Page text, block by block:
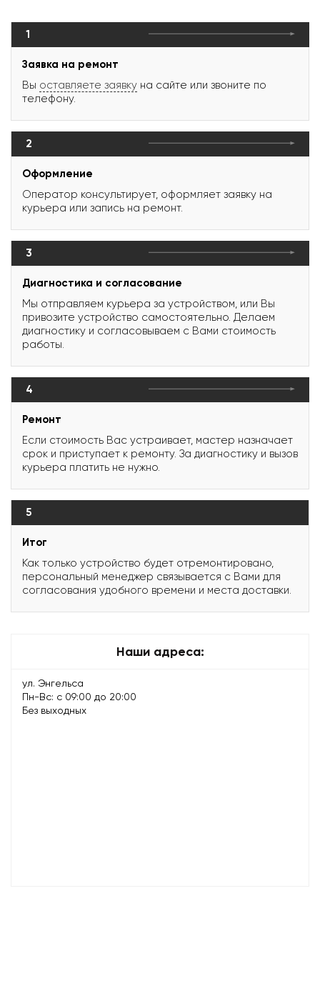
1
Заявка на ремонт
Вы оставляете заявку на сайте или звоните по
телефону.
2
Оформление
Оператор консультирует, оформляет заявку на
курьера или запись на ремонт.
3
Диагностика и согласование
Мы отправляем курьера за устройством, или Вы
привозите устройство самостоятельно. Делаем
диагностику и согласовываем с Вами стоимость
работы.
4
Ремонт
Если стоимость Вас устраивает, мастер назначает
срок и приступает к ремонту. За диагностику и вызов
курьера платить не нужно.
5
Итог
Как только устройство будет отремонтировано,
персональный менеджер связывается с Вами для
согласования удобного времени и места доставки.
Наши адреса:
ул. Энгельса
Пн-Вс: с 09:00 до 20:00
Без выходных